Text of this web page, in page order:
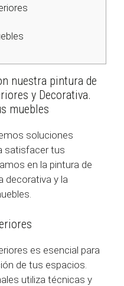
nuestra pintura de
y Decorativa.
muebles
soluciones
satisfacer tus
en la pintura de
decorativa y la
es esencial para
de tus espacios.
utiliza técnicas y